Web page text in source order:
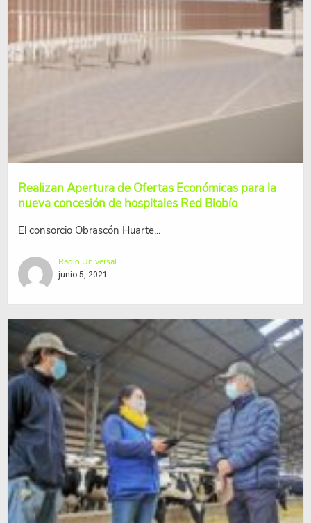
Realizan Apertura de Ofertas Económicas para la
nueva concesión de hospitales Red Biobío
El consorcio Obrascón Huarte...
Radio Universal
junio 5, 2021